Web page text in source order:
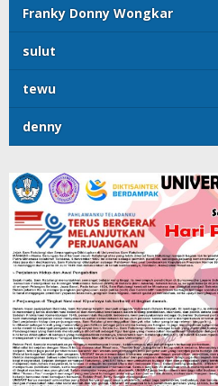
Franky Donny Wongkar
sulut
tewu
denny